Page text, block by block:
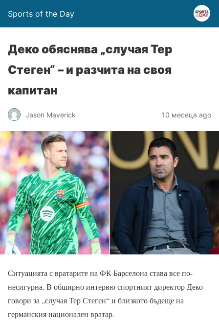
Sports of the Day
Деко обяснява „случая Тер
Стеген“ – и разчита на своя
капитан
Jason Maverick 10 месеца ago
Ситуацията с вратарите на ФК Барселона става все по-
несигурна. В обширно интервю спортният директор Деко
говори за „случая Тер Стеген“ и близкото бъдеще на
германския национален вратар.